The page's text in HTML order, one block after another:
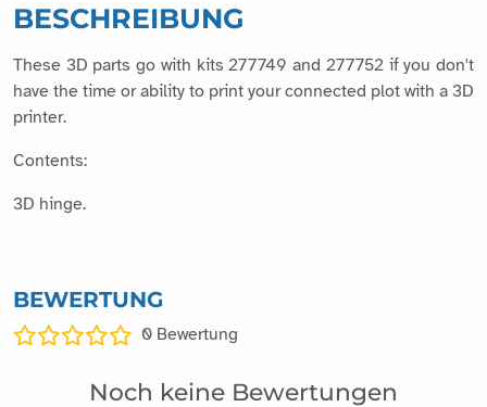
BESCHREIBUNG
These 3D parts go with kits 277749 and 277752 if you don't
have the time or ability to print your connected plot with a 3D
printer.
Contents:
3D hinge.
BEWERTUNG
0 Bewertung
Noch keine Bewertungen